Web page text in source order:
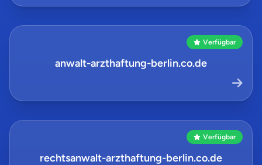
Verfügbar
anwalt-arzthaftung-berlin.co.de
Verfügbar
rechtsanwalt-arzthaftung-berlin.co.de